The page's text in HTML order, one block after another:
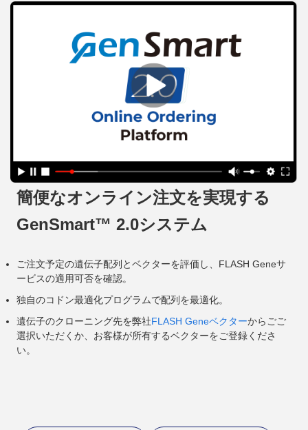
簡便なオンライン注文を実現する
GenSmart™ 2.0システム
ご注文予定の遺伝子配列とベクターを評価し、FLASH Geneサ
ービスの適用可否を確認。
独自のコドン最適化プログラムで配列を最適化。
遺伝子のクローニング先を弊社FLASH Geneベクターからごご
選択いただくか、お客様が所有するベクターをご登録くださ
い。